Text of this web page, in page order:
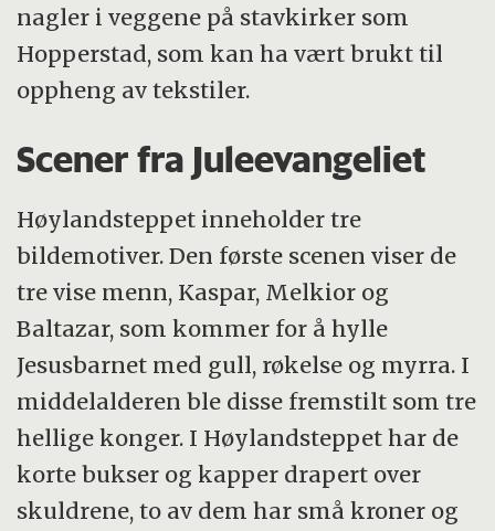
nagler i veggene på stavkirker som
Hopperstad, som kan ha vært brukt til
oppheng av tekstiler.
Scener fra Juleevangeliet
Høylandsteppet inneholder tre
bildemotiver. Den første scenen viser de
tre vise menn, Kaspar, Melkior og
Baltazar, som kommer for å hylle
Jesusbarnet med gull, røkelse og myrra. I
middelalderen ble disse fremstilt som tre
hellige konger. I Høylandsteppet har de
korte bukser og kapper drapert over
skuldrene, to av dem har små kroner og